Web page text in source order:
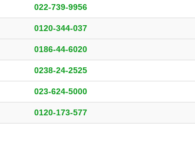
022-739-9956
0120-344-037
0186-44-6020
0238-24-2525
023-624-5000
0120-173-577